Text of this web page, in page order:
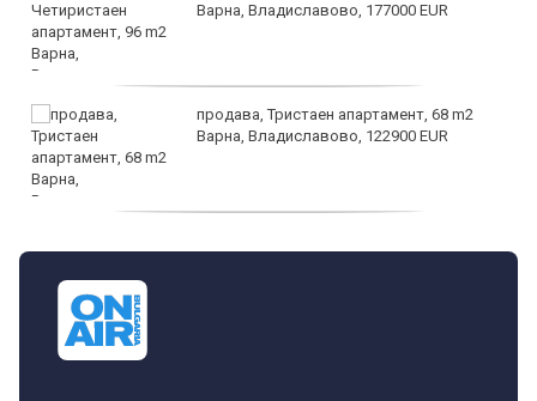
Варна, Владиславово, 177000 EUR
продава, Тристаен апартамент, 68 m2
Варна, Владиславово, 122900 EUR